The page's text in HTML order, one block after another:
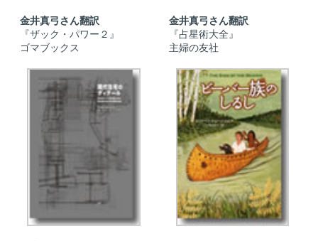
金井真弓さん翻訳
『ザック・パワー２』
ゴマブックス
金井真弓さん翻訳
『占星術大全』
主婦の友社